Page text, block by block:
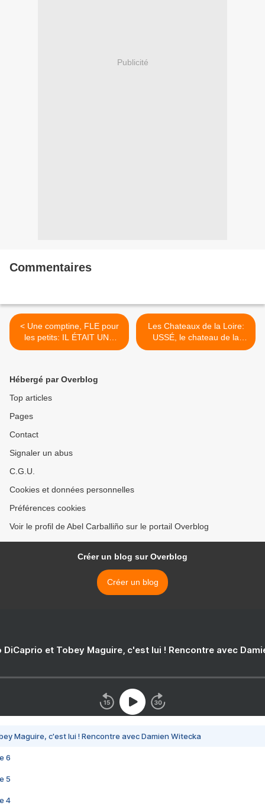
Publicité
Commentaires
< Une comptine, FLE pour
les petits: IL ÉTAIT UNE
BERGÈRE
Les Chateaux de la Loire:
USSÉ, le chateau de la
Belle au Bois Dormant >
Hébergé par Overblog
Top articles
Pages
Contact
Signaler un abus
C.G.U.
Cookies et données personnelles
Préférences cookies
Voir le profil de Abel Carballiño sur le portail Overblog
Créer un blog sur Overblog
Créer un blog
DiCaprio et Tobey Maguire, c'est lui ! Rencontre avec
Maguire, c'est lui ! Rencontre avec Damien Witecka
6
5
4